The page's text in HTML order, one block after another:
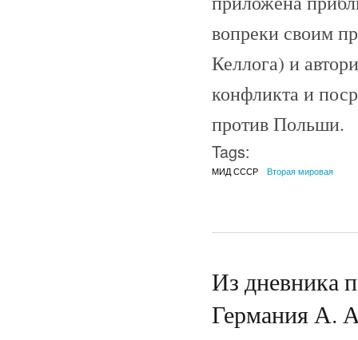
вопреки своим
Келлога) и
конфликта и
против Польши.
Tags:
МИД СССР Вторая мировая
Из дневника
Германия А.